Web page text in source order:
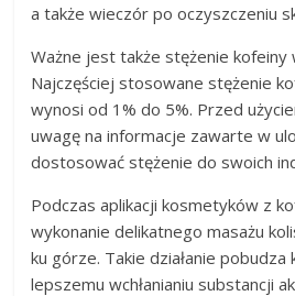
a także wieczór po oczyszczeniu
Ważne jest także stężenie kofeiny
Najczęściej stosowane stężenie
wynosi od 1% do 5%. Przed
uwagę na informacje zawarte w
dostosować stężenie do swoich
Podczas aplikacji kosmetyków z
wykonanie delikatnego masażu
ku górze. Takie działanie
lepszemu wchłanianiu substancji